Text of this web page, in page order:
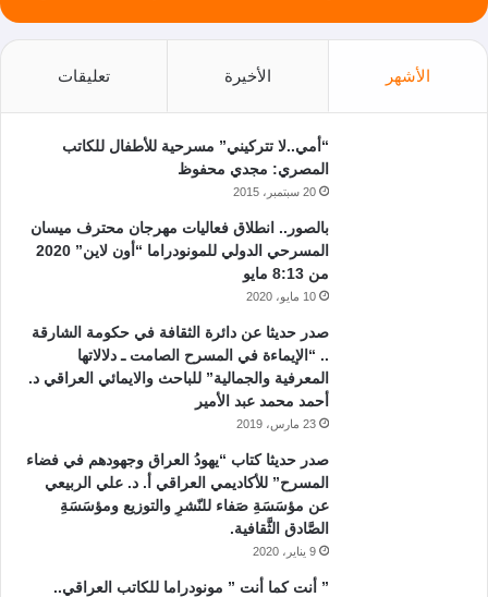
الأشهر الأخيرة تعليقات
“أمي..لا تتركيني” مسرحية للأطفال للكاتب
المصري: مجدي محفوظ
20 سبتمبر، 2015
بالصور.. انطلاق فعاليات مهرجان محترف ميسان
المسرحي الدولي للمونودراما “أون لاين” 2020
من 8:13 مايو
10 مايو، 2020
صدر حديثا عن دائرة الثقافة في حكومة الشارقة
.. “الإيماءة في المسرح الصامت ـ دلالاتها
المعرفية والجمالية” للباحث والايمائي العراقي د.
أحمد محمد عبد الأمير
23 مارس، 2019
صدر حديثا كتاب “يهودُ العراق وجهودهم في فضاء
المسرح” للأكاديمي العراقي أ. د. علي الربيعي
عن مؤسَسَةِ صَفاء للنّشرِ والتوزيع ومؤسَسَةِ
الصَّادق الثَّقافية.
9 يناير، 2020
” أنت كما أنت ” مونودراما للكاتب العراقي..